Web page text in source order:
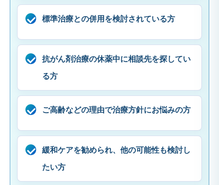
標準治療との併用を検討されている方
抗がん剤治療の休薬中に相談先を探してい
る方
ご高齢などの理由で治療方針にお悩みの方
緩和ケアを勧められ、他の可能性も検討し
たい方